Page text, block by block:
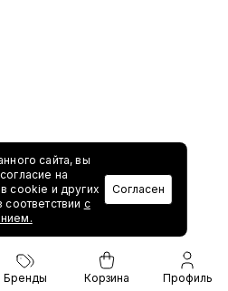
сайта, вы
на
cookie и других
с
Согласен
Бренды Корзина Профиль